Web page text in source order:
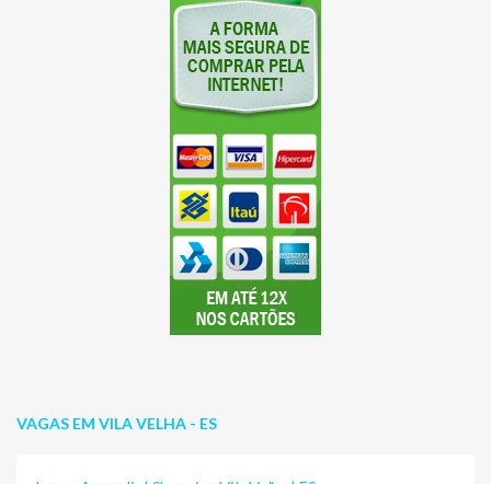
VAGAS EM VILA VELHA - ES